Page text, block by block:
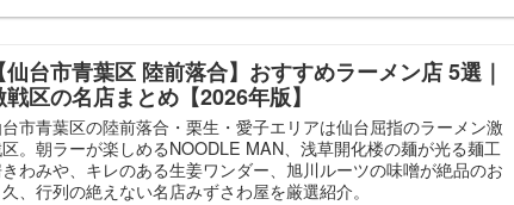
【仙台市青葉区 陸前落合】おすすめラーメン店 5選｜
戦区の名店まとめ【2026年版】
市青葉区の陸前落合・栗生・愛子エリアは仙台屈指のラーメン激
。朝ラーが楽しめるNOODLE MAN、浅草開化楼の麺が光る麺工
わみや、キレのある生姜ワンダー、旭川ルーツの味噌が絶品のお
久、行列の絶えない名店みずさわ屋を厳選紹介。